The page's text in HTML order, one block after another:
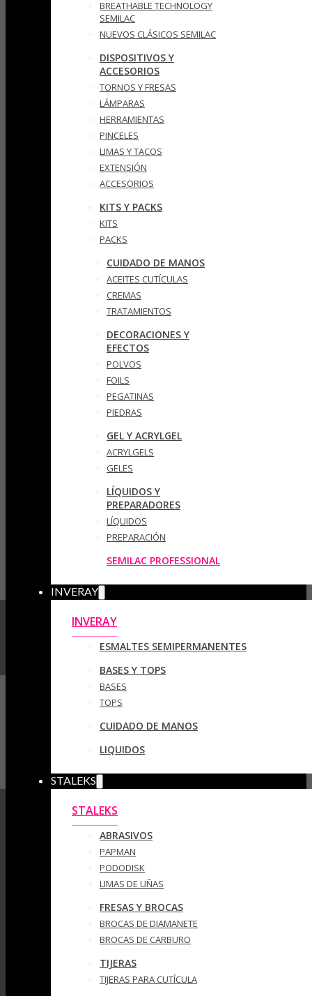
BREATHABLE TECHNOLOGY
SEMILAC
NUEVOS CLÁSICOS SEMILAC
DISPOSITIVOS Y
ACCESORIOS
TORNOS Y FRESAS
LÁMPARAS
HERRAMIENTAS
PINCELES
LIMAS Y TACOS
EXTENSIÓN
ACCESORIOS
KITS Y PACKS
KITS
PACKS
CUIDADO DE MANOS
ACEITES CUTÍCULAS
CREMAS
TRATAMIENTOS
DECORACIONES Y
EFECTOS
POLVOS
FOILS
PEGATINAS
PIEDRAS
GEL Y ACRYLGEL
ACRYLGELS
GELES
LÍQUIDOS Y
PREPARADORES
LÍQUIDOS
PREPARACIÓN
SEMILAC PROFESSIONAL
INVERAY
INVERAY
ESMALTES SEMIPERMANENTES
BASES Y TOPS
BASES
TOPS
CUIDADO DE MANOS
LIQUIDOS
STALEKS
STALEKS
ABRASIVOS
PAPMAN
PODODISK
LIMAS DE UÑAS
FRESAS Y BROCAS
BROCAS DE DIAMANETE
BROCAS DE CARBURO
TIJERAS
TIJERAS PARA CUTÍCULA